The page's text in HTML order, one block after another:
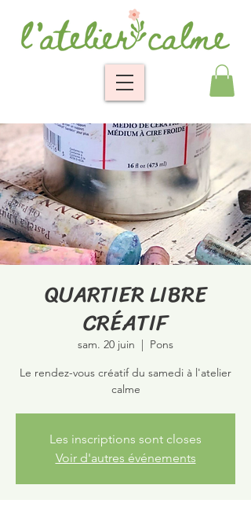
QUARTIER LIBRE
CRÉATIF
sam. 20 juin
  |
Pons
Le rendez-vous créatif du samedi à l'atelier
calme
Les inscriptions sont closes
Voir d'autres événements